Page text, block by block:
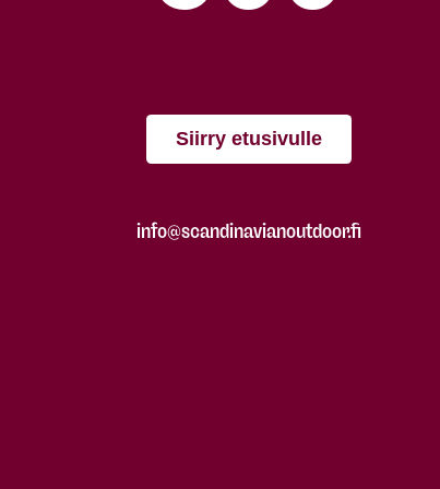
Siirry etusivulle
info@scandinavianoutdoor.fi